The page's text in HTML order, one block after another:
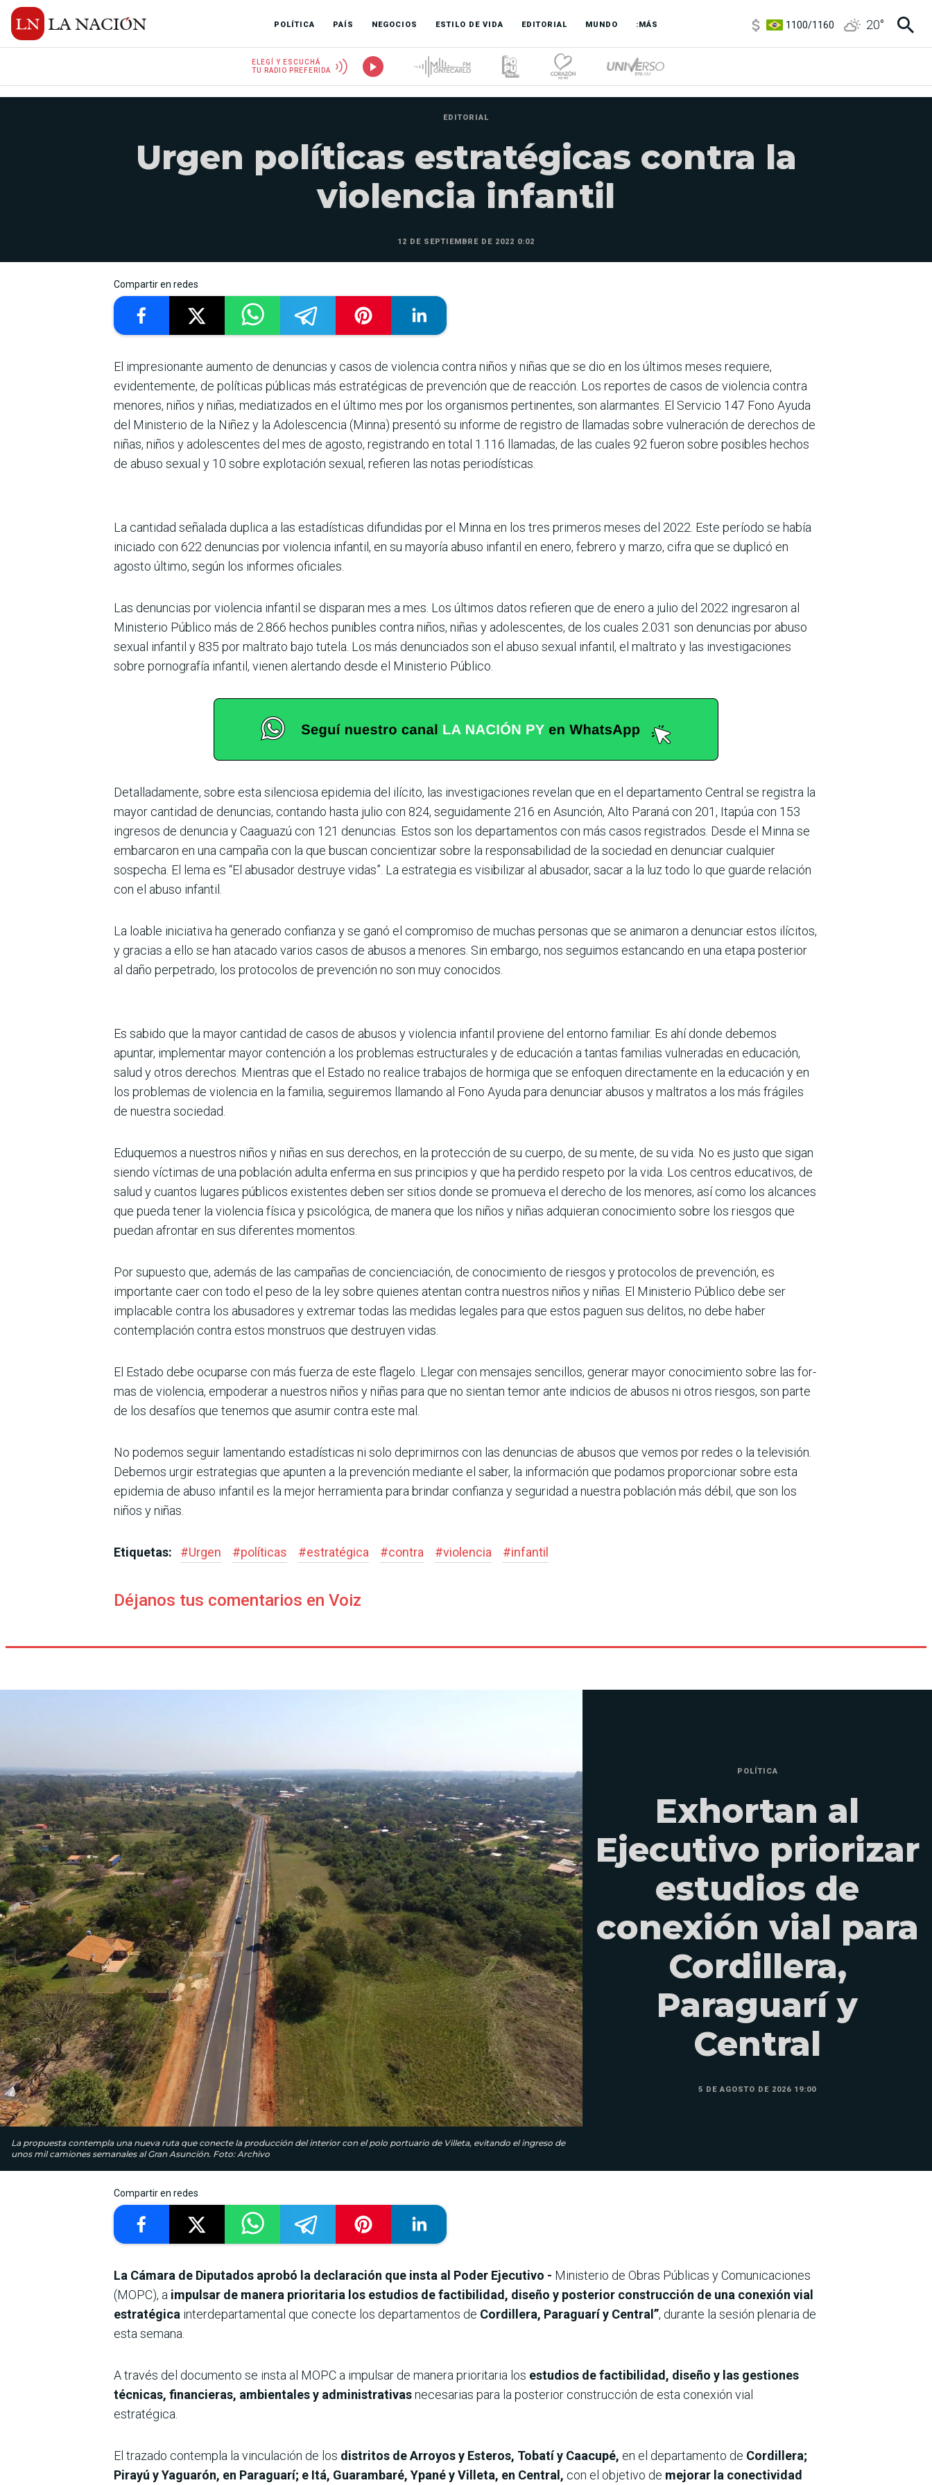
POLÍTICA PAÍS NEGOCIOS ESTILO DE VIDA EDITORIAL MUNDO :MÁS
3,8/4
6850/7200
20°
ELEGÍ Y ESCUCHÁ
TU RADIO PREFERIDA
EDITORIAL
Urgen políticas estratégicas contra la
violencia infantil
12 DE SEPTIEMBRE DE 2022 0:02
Compartir en redes
El impresionante aumento de denuncias y casos de violencia contra niños y niñas que se dio en los últimos meses requiere,
evidentemente, de políticas públicas más estratégicas de prevención que de reac­ción. Los reportes de casos de violencia con­tra
menores, niños y niñas, mediatizados en el último mes por los organismos pertinentes, son alarmantes. El Servicio 147 Fono Ayuda
del Ministerio de la Niñez y la Adolescencia (Minna) presentó su informe de registro de llamadas sobre vulneración de derechos de
niñas, niños y adolescentes del mes de agosto, registrando en total 1.116 llamadas, de las cuales 92 fueron sobre posibles hechos
de abuso sexual y 10 sobre explotación sexual, refieren las notas periodísticas.
La cantidad señalada duplica a las estadís­ticas difundidas por el Minna en los tres primeros meses del 2022. Este período se había
iniciado con 622 denuncias por violen­cia infantil, en su mayoría abuso infantil en enero, febrero y marzo, cifra que se duplicó en
agosto último, según los informes oficiales.
Las denuncias por violencia infantil se dispa­ran mes a mes. Los últimos datos refieren que de enero a julio del 2022 ingresaron al
Minis­terio Público más de 2.866 hechos punibles contra niños, niñas y adolescentes, de los cuales 2.031 son denuncias por abuso
sexual infantil y 835 por maltrato bajo tutela. Los más denunciados son el abuso sexual infantil, el maltrato y las investigaciones
sobre por­nografía infantil, vienen alertando desde el Ministerio Público.
Detalladamente, sobre esta silenciosa epi­demia del ilícito, las investigaciones revelan que en el departamento Central se registra la
mayor cantidad de denuncias, contando hasta julio con 824, seguidamente 216 en Asunción, Alto Paraná con 201, Itapúa con 153
ingresos de denuncia y Caaguazú con 121 denuncias. Estos son los departamentos con más casos registrados. Desde el Minna se
embarcaron en una campaña con la que buscan concien­tizar sobre la responsabilidad de la sociedad en denunciar cualquier
sospecha. El lema es “El abusador destruye vidas”. La estrategia es visibilizar al abusador, sacar a la luz todo lo que guarde relación
con el abuso infantil.
La loable iniciativa ha generado confianza y se ganó el compromiso de muchas personas que se animaron a denunciar estos ilícitos,
y gracias a ello se han atacado varios casos de abusos a menores. Sin embargo, nos seguimos estancando en una etapa posterior
al daño perpetrado, los protocolos de prevención no son muy conocidos.
Es sabido que la mayor cantidad de casos de abusos y violencia infantil proviene del entorno familiar. Es ahí donde debemos
apuntar, implementar mayor contención a los problemas estructurales y de educación a tan­tas familias vulneradas en educación,
salud y otros derechos. Mientras que el Estado no realice trabajos de hormiga que se enfoquen directamente en la educación y en
los proble­mas de violencia en la familia, seguiremos llamando al Fono Ayuda para denunciar abu­sos y maltratos a los más frágiles
de nuestra sociedad.
Eduquemos a nuestros niños y niñas en sus derechos, en la protección de su cuerpo, de su mente, de su vida. No es justo que sigan
siendo víctimas de una población adulta enferma en sus principios y que ha perdido respeto por la vida. Los centros educativos, de
salud y cuantos lugares públicos existentes deben ser sitios donde se promueva el dere­cho de los menores, así como los alcances
que pueda tener la violencia física y psicológica, de manera que los niños y niñas adquieran cono­cimiento sobre los riesgos que
puedan afron­tar en sus diferentes momentos.
Por supuesto que, además de las campañas de concienciación, de conocimiento de ries­gos y protocolos de prevención, es
importante caer con todo el peso de la ley sobre quienes atentan contra nuestros niños y niñas. El Ministerio Público debe ser
implacable con­tra los abusadores y extremar todas las medi­das legales para que estos paguen sus delitos, no debe haber
contemplación contra estos monstruos que destruyen vidas.
El Estado debe ocuparse con más fuerza de este flagelo. Llegar con mensajes sencillos, generar mayor conocimiento sobre las for­
mas de violencia, empoderar a nuestros niños y niñas para que no sientan temor ante indi­cios de abusos ni otros riesgos, son parte
de los desafíos que tenemos que asumir contra este mal.
No podemos seguir lamentando estadísti­cas ni solo deprimirnos con las denuncias de abusos que vemos por redes o la televisión.
Debemos urgir estrategias que apunten a la prevención mediante el saber, la información que podamos proporcionar sobre esta
epide­mia de abuso infantil es la mejor herramienta para brindar confianza y seguridad a nues­tra población más débil, que son los
niños y niñas.
Etiquetas: #Urgen #políticas #estratégica #contra #violencia #infantil
Déjanos tus comentarios en Voiz
La propuesta contempla una nueva ruta que conecte la producción del interior con el polo portuario de Villeta, evitando el ingreso de
unos mil camiones semanales al Gran Asunción. Foto: Archivo
POLÍTICA
Exhortan al
Ejecutivo priorizar
estudios de
conexión vial para
Cordillera,
Paraguarí y
Central
5 DE AGOSTO DE 2026 19:00
Compartir en redes
La Cámara de Diputados aprobó la declaración que insta al Poder Ejecutivo - Ministerio de Obras Públicas y Comunicaciones
(MOPC), a impulsar de manera prioritaria los estudios de factibilidad, diseño y posterior construcción de una conexión vial
estratégica interdepartamental que conecte los departamentos de Cordillera, Paraguarí y Central”, durante la sesión plenaria de
esta semana.
A través del documento se insta al MOPC a impulsar de manera prioritaria los estudios de factibilidad, diseño y las gestiones
técnicas, financieras, ambientales y administrativasnecesarias para la posterior construcción de esta conexión vial
estratégica.
El trazado contempla la vinculación de los distritos de Arroyos y Esteros, Tobatí y Caacupé, en el departamento de Cordillera;
Pirayú y Yaguarón, en Paraguarí; e Itá, Guarambaré, Ypané y Villeta, en Central, con el objetivo de mejorar la conectividad